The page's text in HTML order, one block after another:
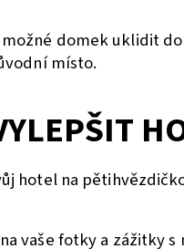
možné domek uklidit
místo.
hotel na
vaše fotky a zážitky